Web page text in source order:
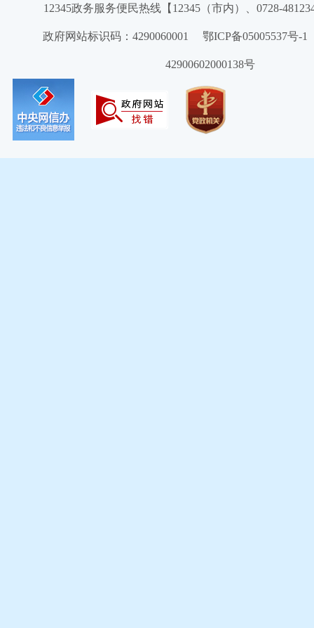
12345政务服务便民热线【12345（市内）、0728-
政府网站标识码：4290060001 鄂ICP备05005537号
42900602000138号